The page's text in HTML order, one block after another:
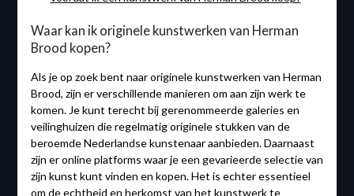
Waar kan ik originele kunstwerken van Herman
Brood kopen?
Als je op zoek bent naar originele kunstwerken van Herman
Brood, zijn er verschillende manieren om aan zijn werk te
komen. Je kunt terecht bij gerenommeerde galeries en
veilinghuizen die regelmatig originele stukken van de
beroemde Nederlandse kunstenaar aanbieden. Daarnaast
zijn er online platforms waar je een gevarieerde selectie van
zijn kunst kunt vinden en kopen. Het is echter essentieel
om de echtheid en herkomst van het kunstwerk te